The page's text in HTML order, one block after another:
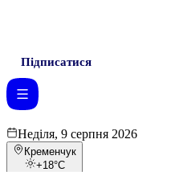
Підписатися
Неділя, 9 серпня 2026
Кременчук
+18°C